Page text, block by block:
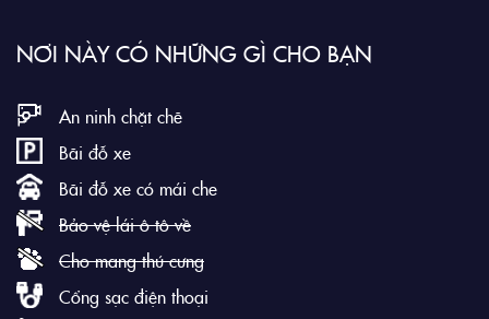
NƠI NÀY CÓ NHỮNG GÌ CHO BẠN
An ninh chặt chẽ
Bãi đỗ xe
Bãi đỗ xe có mái che
Bảo vệ lái ô tô về
Cho mang thú cưng
Cổng sạc điện thoại